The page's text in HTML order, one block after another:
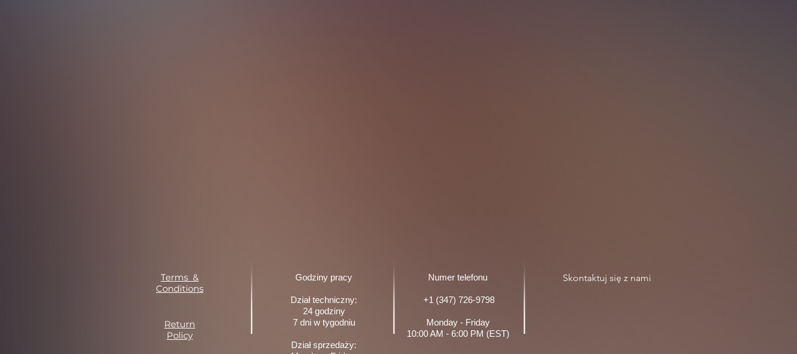
Godziny pracy
Dział techniczny:
24 godziny
7 dni w tygodniu
Dział sprzedaży:
Numer telefonu
+1 (347) 726-9798
Monday - Friday
10:00 AM - 6:00 PM (EST)
Skontaktuj się z nami
Terms &
Conditions
Return
Policy